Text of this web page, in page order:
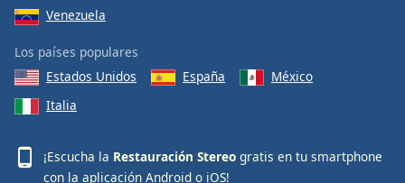
Venezuela
Los países populares
Estados Unidos
España
México
Italia
¡Escucha la Restauración Stereo gratis en tu smartphone
con la aplicación Android o iOS!